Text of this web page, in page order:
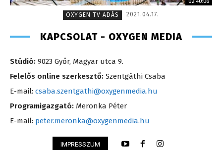
OXYGEN TV ADÁS
2021.04.17.
KAPCSOLAT - OXYGEN MEDIA
Stúdió: 9023 Győr, Magyar utca 9.
Felelős online szerkesztő: Szentgáthi Csaba
E-mail: csaba.szentgathi@oxygenmedia.hu
Programigazgató: Meronka Péter
E-mail: peter.meronka@oxygenmedia.hu
IMPRESSZUM